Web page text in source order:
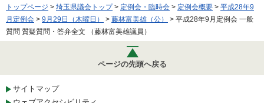
トップページ > 埼玉県議会トップ> 定例会・臨時会 > 定例会概要 > 平成28年9
月定例会 > 9月29日（木曜日） > 藤林富美雄（公）
> 平成28年9月定例会 一般
質問 質疑質問・答弁全文 （藤林富美雄議員）
ページの先頭へ戻る
サイトマップ